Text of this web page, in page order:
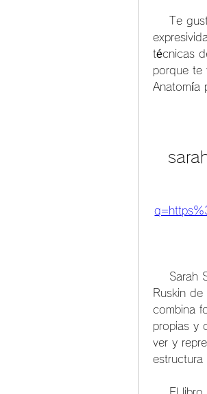
técnicas
porque te
Anatomía
Ruskin
combina
propias y
ver y
estructura